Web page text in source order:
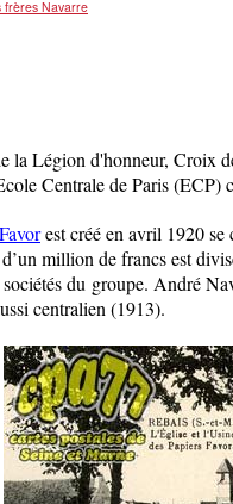
frères Navarre
la Légion d'honneur, Croix
Centrale de Paris (ECP)
est créé en avril 1920 se
million de francs est
du groupe. André
centralien (1913).